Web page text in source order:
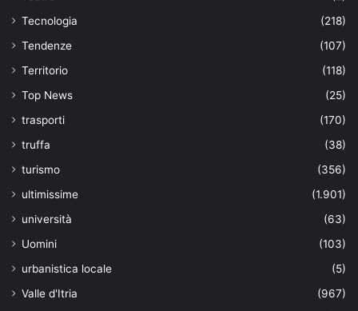
Tecnologia
(218)
Tendenze
(107)
Territorio
(118)
Top News
(25)
trasporti
(170)
truffa
(38)
turismo
(356)
ultimissime
(1.901)
università
(63)
Uomini
(103)
urbanistica locale
(5)
Valle d'Itria
(967)